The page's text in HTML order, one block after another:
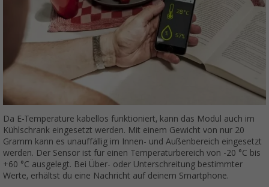
Da E-Temperature kabellos funktioniert, kann das Modul auch im
Kühlschrank eingesetzt werden. Mit einem Gewicht von nur 20
Gramm kann es unauffällig im Innen- und Außenbereich eingesetzt
werden. Der Sensor ist für einen Temperaturbereich von -20 °C bis
+60 °C ausgelegt. Bei Über- oder Unterschreitung bestimmter
Werte, erhältst du eine Nachricht auf deinem Smartphone.